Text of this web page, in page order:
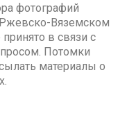
фотографий
Вяземском
в связи с
Потомки
материалы о